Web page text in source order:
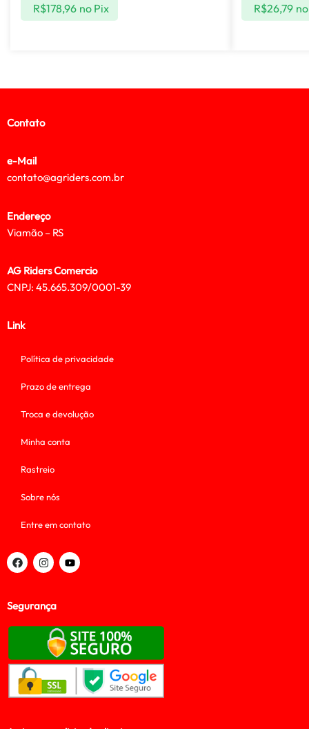
R$178,96 no Pix R$26,79
Contato
e-Mail
contato@agriders.com.br
Endereço
Viamão – RS
AG Riders Comercio
CNPJ: 45.665.309/0001-39
Link
Política de privacidade
Prazo de entrega
Troca e devolução
Minha conta
Rastreio
Sobre nós
Entre em contato
Segurança